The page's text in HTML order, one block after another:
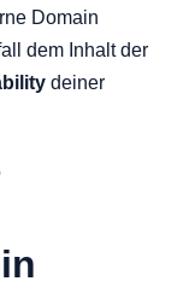
Domain
dem Inhalt der
deiner